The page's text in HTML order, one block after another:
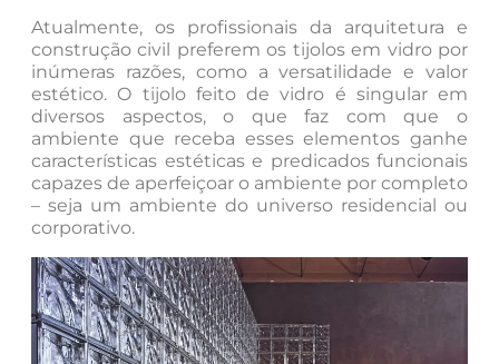
Atualmente, os profissionais da arquitetura e
construção civil preferem os tijolos em vidro por
inúmeras razões, como a versatilidade e valor
estético. O tijolo feito de vidro é singular em
diversos aspectos, o que faz com que o
ambiente que receba esses elementos ganhe
características estéticas e predicados funcionais
capazes de aperfeiçoar o ambiente por completo
– seja um ambiente do universo residencial ou
corporativo.